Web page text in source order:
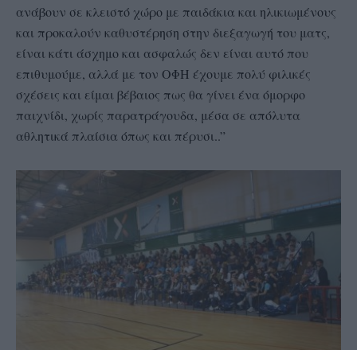
ανάβουν σε κλειστό χώρο με παιδάκια και ηλικιωμένους
και προκαλούν καθυστέρηση στην διεξαγωγή του ματς,
είναι κάτι άσχημο και ασφαλώς δεν είναι αυτό που
επιθυμούμε, αλλά με τον ΟΦΗ έχουμε πολύ φιλικές
σχέσεις και είμαι βέβαιος πως θα γίνει ένα όμορφο
παιχνίδι, χωρίς παρατράγουδα, μέσα σε απόλυτα
αθλητικά πλαίσια όπως και πέρυσι..”